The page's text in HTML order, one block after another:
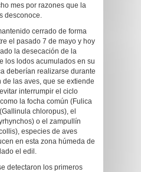
mes por razones que la
desconoce.
cerrado de forma
el pasado 7 de mayo y hoy
la desecación de la
los lodos acumulados en su
deberían realizarse durante
las aves, que se extiende
interrumpir el ciclo
la focha común (Fulica
chloropus), el
o el zampullín
especies de aves
en esta zona húmeda de
el edil.
detectaron los primeros